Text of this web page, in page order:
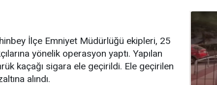
İlçe Emniyet Müdürlüğü ekipleri, 25
yönelik operasyon yaptı. Yapılan
kaçağı sigara ele geçirildi. Ele geçirilen
alındı.